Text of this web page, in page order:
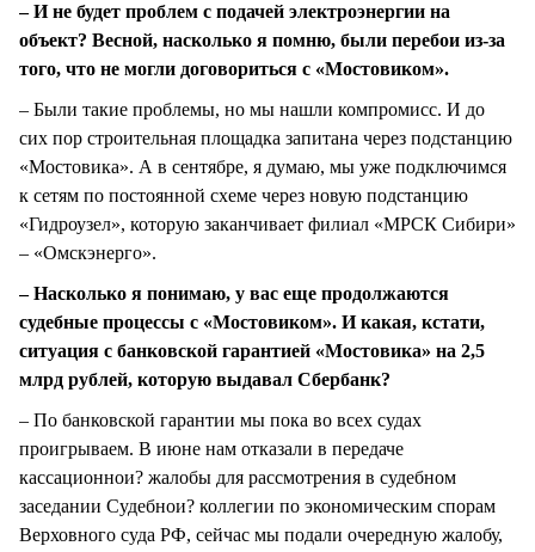
– И не будет проблем с подачей электроэнергии на
объект? Весной, насколько я помню, были перебои из-за
того, что не могли договориться с «Мостовиком».
– Были такие проблемы, но мы нашли компромисс. И до
сих пор строительная площадка запитана через подстанцию
«Мостовика». А в сентябре, я думаю, мы уже подключимся
к сетям по постоянной схеме через новую подстанцию
«Гидроузел», которую заканчивает филиал «МРСК Сибири»
– «Омскэнерго».
– Насколько я понимаю, у вас еще продолжаются
судебные процессы с «Мостовиком». И какая, кстати,
ситуация с банковской гарантией «Мостовика» на 2,5
млрд рублей, которую выдавал Сбербанк?
– По банковской гарантии мы пока во всех судах
проигрываем. В июне нам отказали в передаче
кассационнои? жалобы для рассмотрения в судебном
заседании Судебнои? коллегии по экономическим спорам
Верховного суда РФ, сейчас мы подали очередную жалобу,